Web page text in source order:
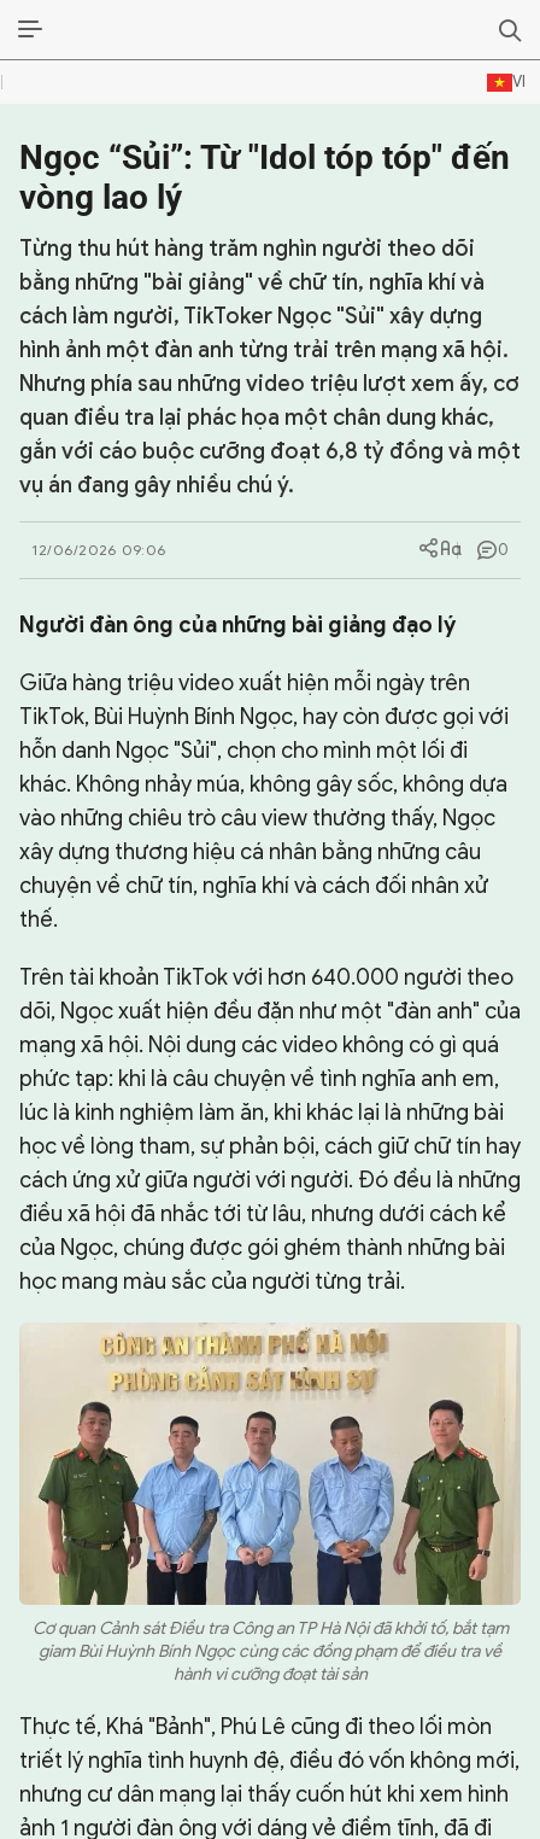
VI
SỰ KIỆN & BÌNH LUẬN
HẬU TRƯỜNG
KINH TẾ - VĂN HÓA - THỂ THAO
HỒ SƠ MẬT
PHÓNG SỰ
HỒ SƠ INTERPOL
VỤ ÁN NỔI TIẾNG
Ngọc “Sủi”: Từ "Idol tóp tóp" đến
vòng lao lý
Từng thu hút hàng trăm nghìn người theo dõi
bằng những "bài giảng" về chữ tín, nghĩa khí và
cách làm người, TikToker Ngọc "Sủi" xây dựng
hình ảnh một đàn anh từng trải trên mạng xã hội.
Nhưng phía sau những video triệu lượt xem ấy, cơ
quan điều tra lại phác họa một chân dung khác,
gắn với cáo buộc cưỡng đoạt 6,8 tỷ đồng và một
vụ án đang gây nhiều chú ý.
12/06/2026 09:06 0
Người đàn ông của những bài giảng đạo lý
Giữa hàng triệu video xuất hiện mỗi ngày trên
TikTok, Bùi Huỳnh Bính Ngọc, hay còn được gọi với
hỗn danh Ngọc "Sủi", chọn cho mình một lối đi
khác. Không nhảy múa, không gây sốc, không dựa
vào những chiêu trò câu view thường thấy, Ngọc
xây dựng thương hiệu cá nhân bằng những câu
chuyện về chữ tín, nghĩa khí và cách đối nhân xử
thế.
Trên tài khoản TikTok với hơn 640.000 người theo
dõi, Ngọc xuất hiện đều đặn như một "đàn anh" của
mạng xã hội. Nội dung các video không có gì quá
phức tạp: khi là câu chuyện về tình nghĩa anh em,
lúc là kinh nghiệm làm ăn, khi khác lại là những bài
học về lòng tham, sự phản bội, cách giữ chữ tín hay
cách ứng xử giữa người với người. Đó đều là những
điều xã hội đã nhắc tới từ lâu, nhưng dưới cách kể
của Ngọc, chúng được gói ghém thành những bài
học mang màu sắc của người từng trải.
Cơ quan Cảnh sát Điều tra Công an TP Hà Nội đã khởi tố, bắt tạm
giam Bùi Huỳnh Bính Ngọc cùng các đồng phạm để điều tra về
hành vi cưỡng đoạt tài sản
Thực tế, Khá "Bảnh", Phú Lê cũng đi theo lối mòn
triết lý nghĩa tình huynh đệ, điều đó vốn không mới,
nhưng cư dân mạng lại thấy cuốn hút khi xem hình
ảnh 1 người đàn ông với dáng vẻ điềm tĩnh, đã đi